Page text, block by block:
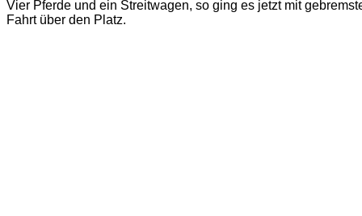
Vier Pferde und ein Streitwagen, so ging es jetzt mit
Fahrt über den Platz.